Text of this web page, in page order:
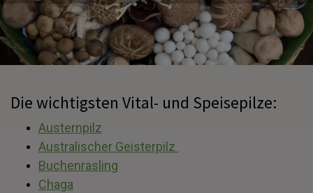
Die wichtigsten Vital- und Speisepilze:
Austernpilz
Australischer Geisterpilz
Buchenrasling
Chaga